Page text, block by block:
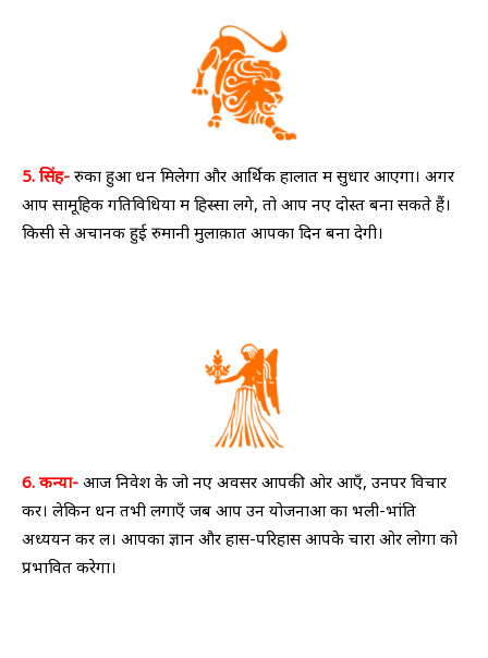
5. सिंह- रुका हुआ धन मिलेगा और आर्थिक हालात में सुधार आएगा। अगर
आप सामूहिक गतिविधियों में हिस्सा लेंगे, तो आप नए दोस्त बना सकते हैं।
किसी से अचानक हुई रुमानी मुलाक़ात आपका दिन बना देगी।
6. कन्या- आज निवेश के जो नए अवसर आपकी ओर आएँ, उनपर विचार
करें। लेकिन धन तभी लगाएँ जब आप उन योजनाओं का भली-भांति
अध्ययन कर लें। आपका ज्ञान और हास-परिहास आपके चारों ओर लोगों को
प्रभावित करेगा।